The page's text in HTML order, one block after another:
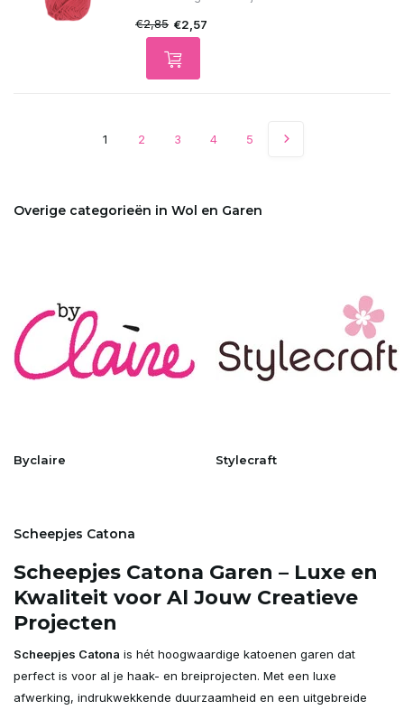
€2,85 €2,57
1 2 3 4 5
Overige categorieën in Wol en Garen
Byclaire Stylecraft
Scheepjes Catona
Scheepjes Catona Garen – Luxe en
Kwaliteit voor Al Jouw Creatieve
Projecten
Scheepjes Catona is hét hoogwaardige katoenen garen dat
perfect is voor al je haak- en breiprojecten. Met een luxe
afwerking, indrukwekkende duurzaamheid en een uitgebreide